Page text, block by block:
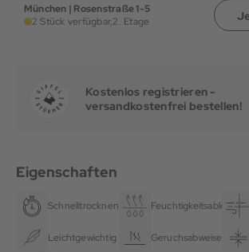
München | Rosenstraße 1-5
2 Stück verfügbar,2. Etage
Kostenlos registrieren -
versandkostenfrei bestellen!
Eigenschaften
Schnelltrocknend Feuchtigkeitsableitend
Leichtgewichtig Geruchsabweisend